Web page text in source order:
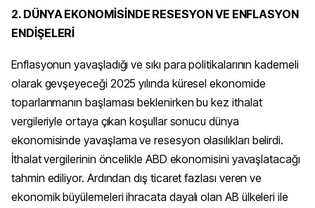
2. DÜNYA EKONOMİSİNDE RESESYON VE ENFLASYON
ENDİŞELERİ
Enflasyonun yavaşladığı ve sıkı para politikalarının kademeli
olarak gevşeyeceği 2025 yılında küresel ekonomide
toparlanmanın başlaması beklenirken bu kez ithalat
vergileriyle ortaya çıkan koşullar sonucu dünya
ekonomisinde yavaşlama ve resesyon olasılıkları belirdi.
İthalat vergilerinin öncelikle ABD ekonomisini yavaşlatacağı
tahmin ediliyor. Ardından dış ticaret fazlası veren ve
ekonomik büyülemeleri ihracata dayalı olan AB ülkeleri ile